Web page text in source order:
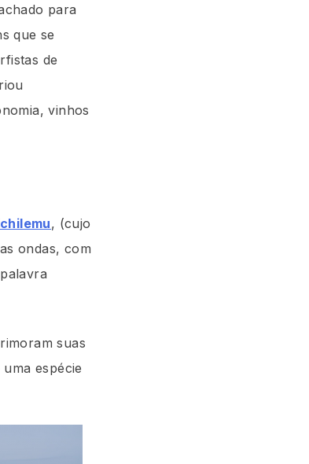
para
que se
de
vinhos
, (cujo
ondas, com
suas
espécie